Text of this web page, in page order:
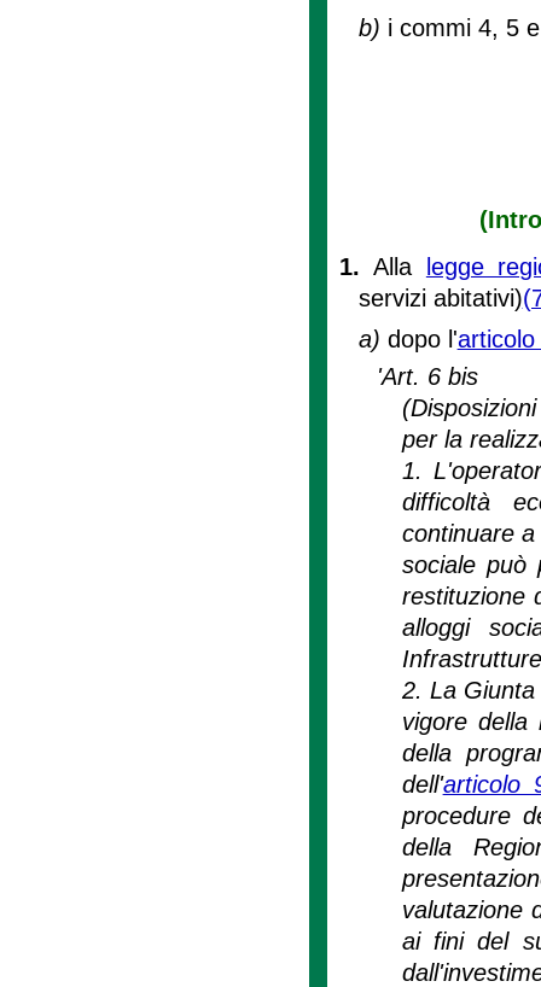
b) i commi 4, 5
1.Alla
legge
servizi abitativi)
a) dopo l'articolo
'Art. 6 bis
per la
1.
difficoltà
continuare
sociale può
restituzione
alloggi
2. La
vigore della
della
dell'articolo
procedure
della
valutazione
ai fini del